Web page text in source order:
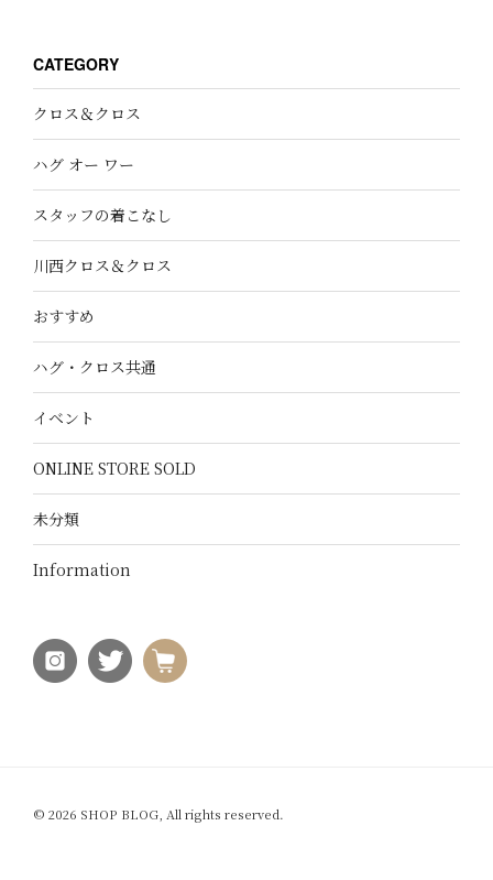
CATEGORY
クロス＆クロス
ハグ オー ワー
スタッフの着こなし
川西クロス＆クロス
おすすめ
ハグ・クロス共通
イベント
ONLINE STORE SOLD
未分類
Information
© 2026 SHOP BLOG, All rights reserved.